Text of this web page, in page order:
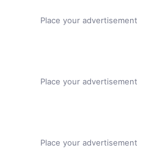
Place your advertisement
Place your advertisement
Place your advertisement